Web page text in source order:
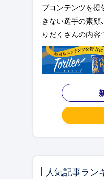
ブコンテンツを提
きない選手の素顔
りだくさんの内容
人気記事ラン